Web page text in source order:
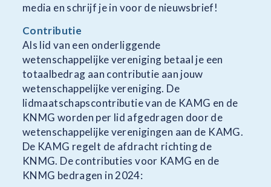
media en schrijf je in voor de nieuwsbrief!
Contributie
Als lid van een onderliggende
wetenschappelijke vereniging betaal je een
totaalbedrag aan contributie aan jouw
wetenschappelijke vereniging. De
lidmaatschapscontributie van de KAMG en de
KNMG worden per lid afgedragen door de
wetenschappelijke verenigingen aan de KAMG.
De KAMG regelt de afdracht richting de
KNMG. De contributies voor KAMG en de
KNMG bedragen in 2024: